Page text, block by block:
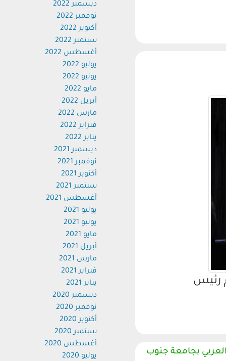
بجامعة جنوب
ديسمبر 2022
نوفمبر 2022
أكتوبر 2022
سبتمبر 2022
أغسطس 2022
يوليو 2022
يونيو 2022
مايو 2022
أبريل 2022
مارس 2022
فبراير 2022
يناير 2022
ديسمبر 2021
نوفمبر 2021
أكتوبر 2021
سبتمبر 2021
أغسطس 2021
يوليو 2021
يونيو 2021
مايو 2021
أبريل 2021
مارس 2021
فبراير 2021
يناير 2021
ديسمبر 2020
نوفمبر 2020
أكتوبر 2020
سبتمبر 2020
أغسطس 2020
يوليو 2020